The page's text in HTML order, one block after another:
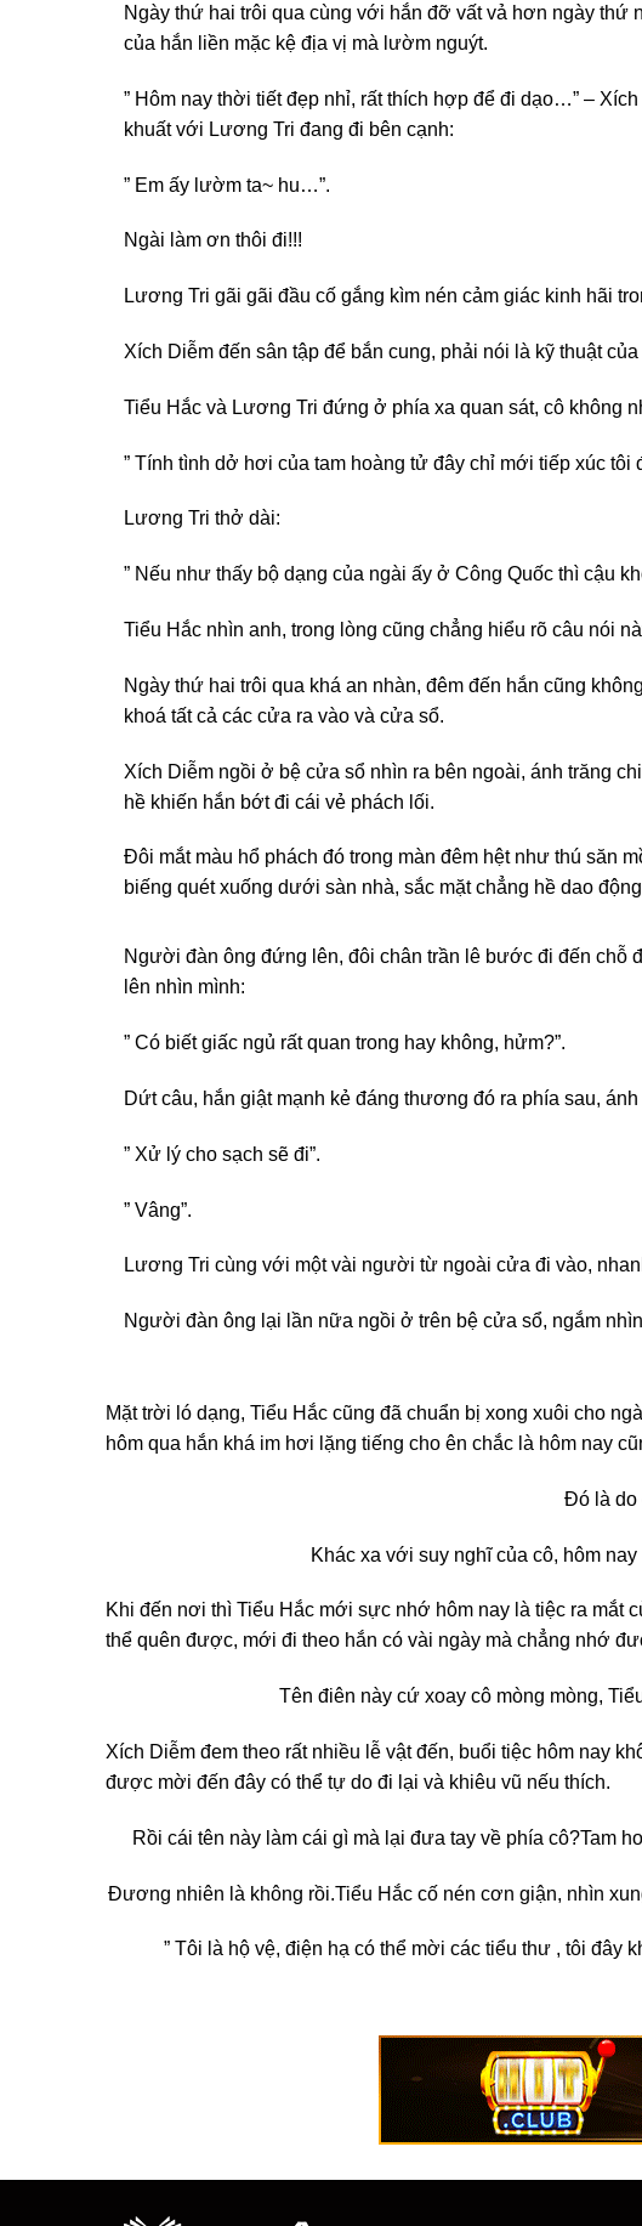
Ngày thứ hai trôi qua cùng với hắn đỡ vất vả hơn ngày thứ
của hắn liền mặc kệ địa vị mà lườm nguýt.
” Hôm nay thời tiết đẹp nhỉ, rất thích hợp để đi dạo…” –
khuất với Lương Tri đang đi bên cạnh:
” Em ấy lườm ta~ hu…”.
Ngài làm ơn thôi đi!!!
Lương Tri gãi gãi đầu cố gắng kìm nén cảm giác kinh hãi
Xích Diễm đến sân tập để bắn cung, phải nói là kỹ thuật
Tiểu Hắc và Lương Tri đứng ở phía xa quan sát, cô không
” Tính tình dở hơi của tam hoàng tử đây chỉ mới tiếp xúc tôi
Lương Tri thở dài:
” Nếu như thấy bộ dạng của ngài ấy ở Công Quốc thì cậu
Tiểu Hắc nhìn anh, trong lòng cũng chẳng hiểu rõ câu nói
Ngày thứ hai trôi qua khá an nhàn, đêm đến hắn cũng
khoá tất cả các cửa ra vào và cửa sổ.
Xích Diễm ngồi ở bệ cửa sổ nhìn ra bên ngoài, ánh trăng
hề khiến hắn bớt đi cái vẻ phách lối.
Đôi mắt màu hổ phách đó trong màn đêm hệt như thú săn
biếng quét xuống dưới sàn nhà, sắc mặt chẳng hề dao
Người đàn ông đứng lên, đôi chân trần lê bước đi đến chỗ
lên nhìn mình:
” Có biết giấc ngủ rất quan trong hay không, hửm?”.
Dứt câu, hắn giật mạnh kẻ đáng thương đó ra phía sau,
” Xử lý cho sạch sẽ đi”.
” Vâng”.
Lương Tri cùng với một vài người từ ngoài cửa đi vào,
Người đàn ông lại lần nữa ngồi ở trên bệ cửa sổ, ngắm
Mặt trời ló dạng, Tiểu Hắc cũng đã chuẩn bị xong xuôi cho
hôm qua hắn khá im hơi lặng tiếng cho ên chắc là hôm nay
Đó là do
Khác xa với suy nghĩ của cô, hôm
Khi đến nơi thì Tiểu Hắc mới sực nhớ hôm nay là tiệc ra mắt
thể quên được, mới đi theo hắn có vài ngày mà chẳng nhớ
Tên điên này cứ xoay cô mòng mòng,
Xích Diễm đem theo rất nhiều lễ vật đến, buổi tiệc hôm nay
được mời đến đây có thể tự do đi lại và khiêu vũ nếu thích.
Rồi cái tên này làm cái gì mà lại đưa tay về phía cô?Tam
Đương nhiên là không rồi.Tiểu Hắc cố nén cơn giận, nhìn
” Tôi là hộ vệ, điện hạ có thể mời các tiểu thư , tôi đây